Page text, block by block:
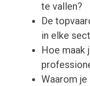
te vallen?
De
in elke
Hoe maak
Waarom je